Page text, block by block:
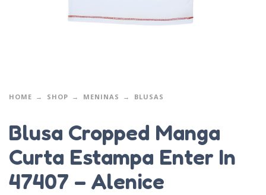
HOME SHOP MENINAS BLUSAS
Blusa Cropped Manga
Curta Estampa Enter In
47407 – Alenice